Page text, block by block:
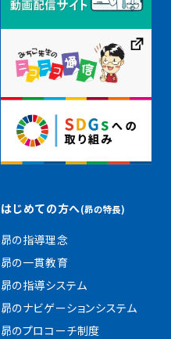
はじめての方へ(昴の特長)
昴の指導理念
昴の一貫教育
昴の指導システム
昴のナビゲーションシステム
昴のプロコーチ制度